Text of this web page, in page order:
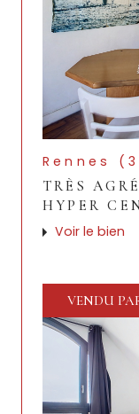
Rennes
TRÈS
HYPER
Voir le bien
VENDU